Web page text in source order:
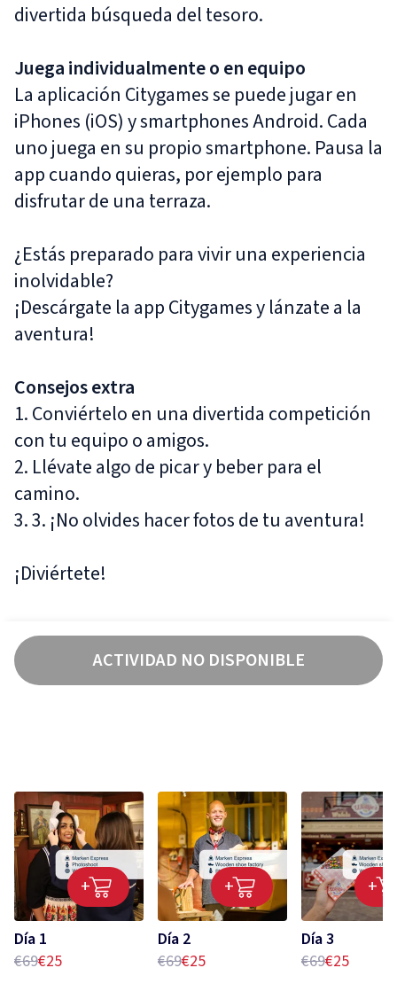
divertida búsqueda del tesoro.
Juega individualmente o en equipo
La aplicación Citygames se puede jugar en
iPhones (iOS) y smartphones Android. Cada
uno juega en su propio smartphone. Pausa la
app cuando quieras, por ejemplo para
disfrutar de una terraza.
¿Estás preparado para vivir una experiencia
inolvidable?
¡Descárgate la app Citygames y lánzate a la
aventura!
Consejos extra
1. Conviértelo en una divertida competición
con tu equipo o amigos.
2. Llévate algo de picar y beber para el
camino.
3. 3. ¡No olvides hacer fotos de tu aventura!
¡Diviértete!
ACTIVIDAD NO DISPONIBLE
+
Día 1
€69€25
+
Día 2
€69€25
+
Día 3
€69€25